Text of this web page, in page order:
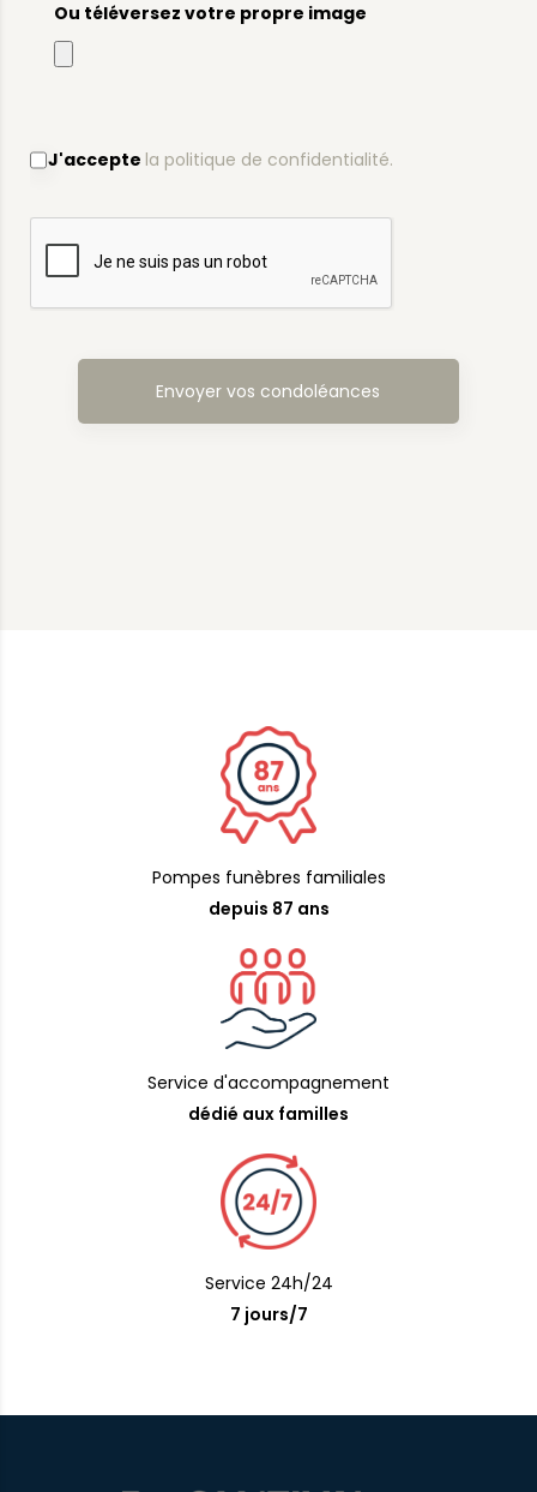
Ou téléversez votre propre image
J'accepte la politique de confidentialité.
Pompes funèbres familiales
depuis 87 ans
Service d'accompagnement
dédié aux familles
Service 24h/24
7 jours/7